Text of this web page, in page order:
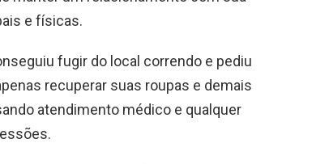
e físicas.
fugir do local correndo e pediu
recuperar suas roupas e demais
atendimento médico e qualquer